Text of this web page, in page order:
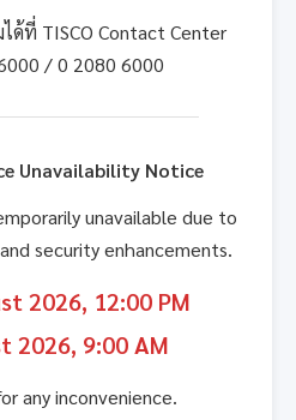
ด้ที่ TISCO Contact Center
/ 0 2080 6000
Unavailability Notice
unavailable due to
security enhancements.
2026, 12:00 PM
2026, 9:00 AM
any inconvenience.